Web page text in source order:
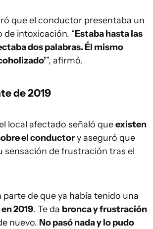
que el conductor presentaba un
de intoxicación. “Estaba hasta las
dos palabras. Él mismo
”, afirmó.
de 2019
local afectado señaló queexisten
el conductory aseguró que
sensación de frustración tras el
parte de que ya había tenido una
2019. Te da bronca y frustración
nuevo. No pasó nada y lo pudo